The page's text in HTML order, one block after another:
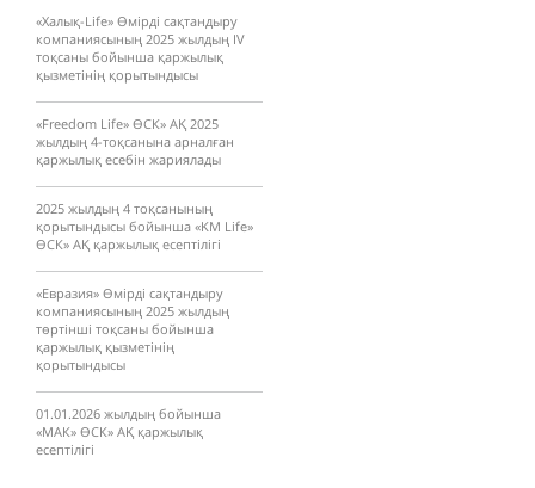
«Халық-Life» Өмірді сақтандыру
компаниясының 2025 жылдың IV
тоқсаны бойынша қаржылық
қызметінің қорытындысы
«Freedom Life» ӨСК» АҚ 2025
жылдың 4-тоқсанына арналған
қаржылық есебін жариялады
2025 жылдың 4 тоқсанының
қорытындысы бойынша «KM Life»
ӨCК» АҚ қаржылық есептілігі
«Евразия» Өмірді сақтандыру
компаниясының 2025 жылдың
төртінші тоқсаны бойынша
қаржылық қызметінің
қорытындысы
01.01.2026 жылдың бойынша
«МАК» ӨCК» АҚ қаржылық
есептілігі